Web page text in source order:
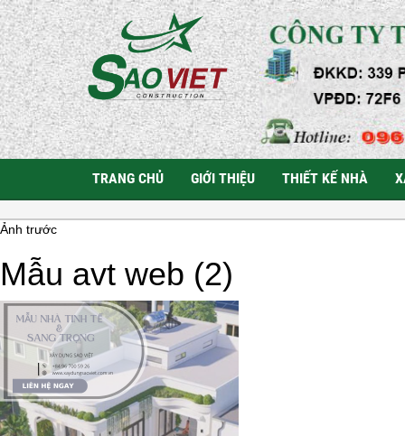
TRANG CHỦ GIỚI THIỆU THIẾT KẾ NHÀ
Ảnh trước
Mẫu avt web (2)